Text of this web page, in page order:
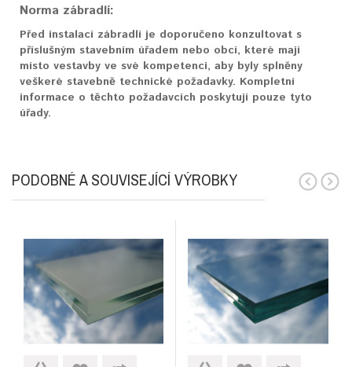
Norma zábradlí:
Před instalací zábradlí je doporučeno konzultovat s
příslušným stavebním úřadem nebo obcí, které mají
místo vestavby ve své kompetenci, aby byly splněny
veškeré stavebně technické požadavky. Kompletní
informace o těchto požadavcích poskytují pouze tyto
úřady.
PODOBNÉ A SOUVISEJÍCÍ VÝROBKY